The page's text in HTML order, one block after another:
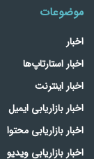
موضوعات
اخبار
اخبار استارتاپ‌ها
اخبار اینترنت
اخبار بازاریابی ایمیل
اخبار بازاریابی محتوا
اخبار بازاریابی ویدیو